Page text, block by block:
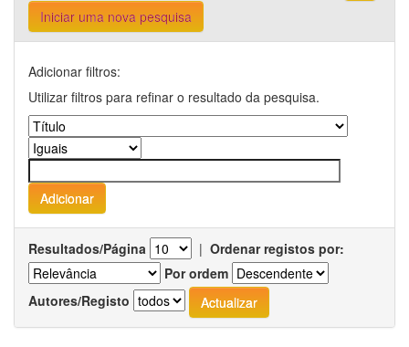
Iniciar uma nova pesquisa
Adicionar filtros:
Utilizar filtros para refinar o resultado da pesquisa.
Resultados/Página | Ordenar registos por:
Por ordem
Autores/Registo